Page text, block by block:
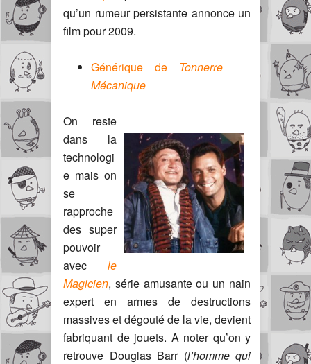
qu’un rumeur persistante annonce un
film pour 2009.
Générique de Tonnerre
Mécanique
On reste
dans la
technologi
e mais on
se
rapproche
des super
pouvoir
avec le
Magicien, série amusante ou un nain
expert en armes de destructions
massives et dégouté de la vie, devient
fabriquant de jouets. A noter qu’on y
retrouve Douglas Barr (l’homme qui